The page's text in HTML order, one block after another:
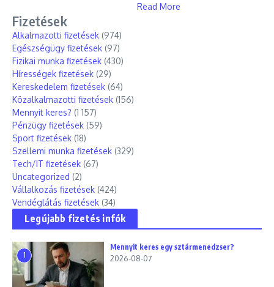
Read More
Fizetések
Alkalmazotti fizetések (974)
Egészségügy fizetések (97)
Fizikai munka fizetések (430)
Hírességek fizetések (29)
Kereskedelem fizetések (64)
Közalkalmazotti fizetések (156)
Mennyit keres? (1 157)
Pénzügy fizetések (59)
Sport fizetések (18)
Szellemi munka fizetések (329)
Tech/IT fizetések (67)
Uncategorized (2)
Vállalkozás fizetések (424)
Vendéglátás fizetések (34)
Legújabb fizetés infók
1
Mennyit keres egy sztármenedzser?
2026-08-07